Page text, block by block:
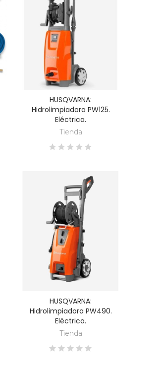
DESCUBRE
HUSQVARNA:
Hidrolimpiadora PW125.
Eléctrica.
Tienda
DESCUBRE
HUSQVARNA:
Hidrolimpiadora PW490.
Eléctrica.
Tienda